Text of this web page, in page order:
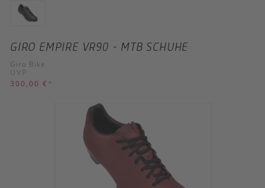
GIRO EMPIRE VR90 - MTB SCHUHE
Giro Bike
UVP
300,00 € *